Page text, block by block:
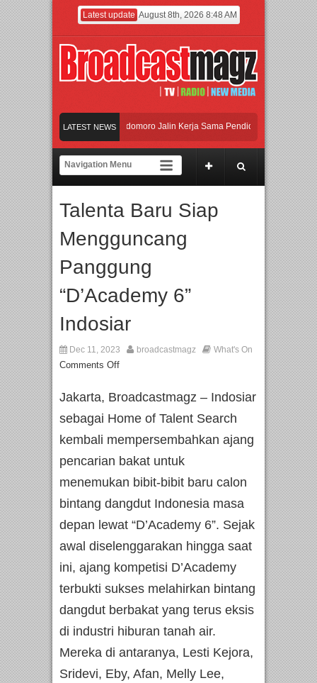
Latest update August 8th, 2026 8:48 AM
LATEST NEWS
Universitas Agung Podomoro Jalin Kerja Sama Pendidikan dan Riset untuk
Jakarta dengan Ribuan Mainan dan Produk Bayi dari Seluruh Dunia,
Universitas Agung Podomoro Jalin Kerja Sama Pendidikan dan Riset untuk
Talenta Baru Siap
Mengguncang
Panggung
“D’Academy 6”
Indosiar
Dec 11, 2023 broadcastmagz What's On
Comments Off
Jakarta, Broadcastmagz – Indosiar
sebagai Home of Talent Search
kembali mempersembahkan ajang
pencarian bakat untuk
menemukan bibit-bibit baru calon
bintang dangdut Indonesia masa
depan lewat “D’Academy 6”. Sejak
awal diselenggarakan hingga saat
ini, ajang kompetisi D’Academy
terbukti sukses melahirkan bintang
dangdut berbakat yang terus eksis
di industri hiburan tanah air.
Mereka di antaranya, Lesti Kejora,
Sridevi, Eby, Afan, Melly Lee,